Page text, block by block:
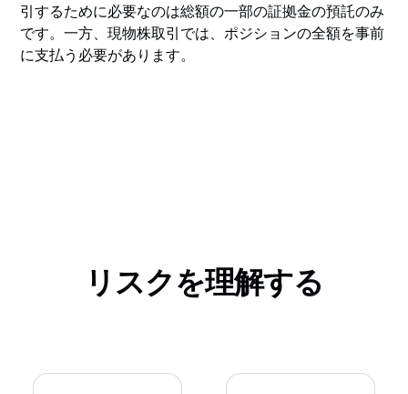
引するために必要なのは総額の一部の証拠金の預託のみ
です。一方、現物株取引では、ポジションの全額を事前
に支払う必要があります。
リスクを理解する